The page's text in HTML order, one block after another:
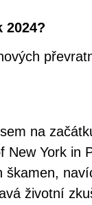
2024?
na
New York in
životní